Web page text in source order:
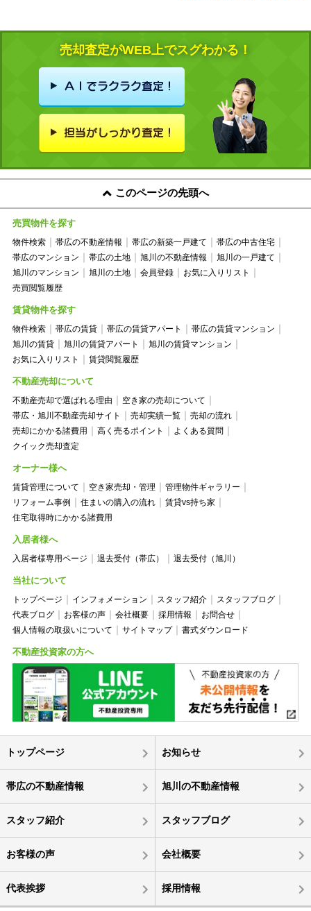
売却査定がWEB上でスグわかる！
このページの先頭へ
売買物件を探す
物件検索 帯広の不動産情報 帯広の新築一戸建て
帯広の中古住宅
帯広のマンション
帯広の土地 旭川の不動産情報
旭川の一戸建て
旭川のマンション
旭川の土地 会員登録
お気に入りリスト
売買閲覧履歴
賃貸物件を探す
物件検索 帯広の賃貸 帯広の賃貸アパート
帯広の賃貸マンション
旭川の賃貸
旭川の賃貸アパート
旭川の賃貸マンション
お気に入りリスト
賃貸閲覧履歴
不動産売却について
不動産売却で選ばれる理由
空き家の売却について
帯広・旭川不動産売却サイト
売却実績一覧
売却の流れ
売却にかかる諸費用
高く売るポイント
よくある質問
クイック売却査定
オーナー様へ
賃貸管理について 空き家売却・管理
管理物件ギャラリー
リフォーム事例
住まいの購入の流れ
賃貸vs持ち家
住宅取得時にかかる諸費用
入居者様へ
入居者様専用ページ 退去受付（帯広） 退去受付（旭川）
当社について
トップページ インフォメーション スタッフ紹介
スタッフブログ
代表ブログ
お客様の声 会社概要 採用情報
お問合せ
個人情報の取扱いについて
サイトマップ 書式ダウンロード
不動産投資家の方へ
トップページ お知らせ
帯広の不動産情報 旭川の不動産情報
スタッフ紹介 スタッフブログ
お客様の声 会社概要
代表挨拶 採用情報